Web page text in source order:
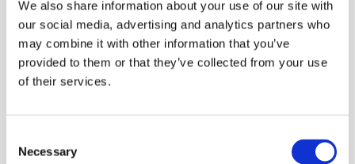
We also share information about your use of our site with
our social media, advertising and analytics partners who
may combine it with other information that you’ve
provided to them or that they’ve collected from your use
of their services.
Selection
Necessary